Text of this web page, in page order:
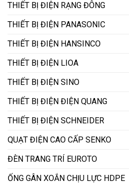
THIẾT BỊ ĐIỆN RẠNG ĐÔNG
THIẾT BỊ ĐIỆN PANASONIC
THIẾT BỊ ĐIỆN HANSINCO
THIẾT BỊ ĐIỆN LIOA
THIẾT BỊ ĐIỆN SINO
THIẾT BỊ ĐIỆN ĐIỆN QUANG
THIẾT BỊ ĐIỆN SCHNEIDER
QUẠT ĐIỆN CAO CẤP SENKO
ĐÈN TRANG TRÍ EUROTO
ỐNG GÂN XOẮN CHỊU LỰC HDPE